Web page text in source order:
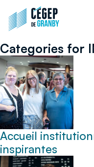
Aller au contenu
page
d'accueil
du
site
Categories for
Accueil
inspirantes